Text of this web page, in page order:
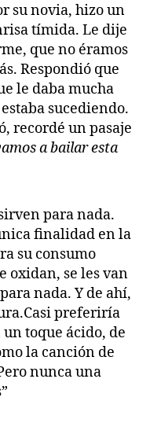
su novia, hizo un
tímida. Le dije
que no éramos
Respondió que
le daba mucha
sucediendo.
recordé un pasaje
a bailar esta
para nada.
finalidad en la
su consumo
oxidan, se les van
nada. Y de ahí,
preferiría
toque ácido, de
la canción de
nunca una